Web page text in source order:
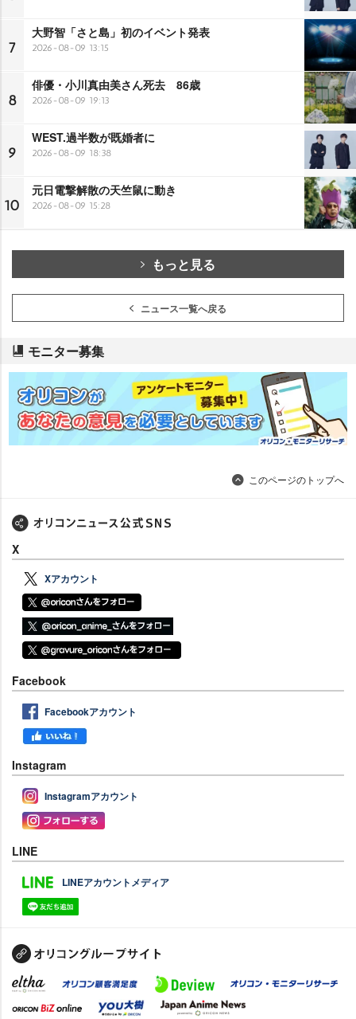
7
大野智「さと島」初のイベント発表
2026-08-09 13:15
8
俳優・小川真由美さん死去 86歳
2026-08-09 19:13
9
WEST.過半数が既婚者に
2026-08-09 18:38
10
元日電撃解散の天竺鼠に動き
2026-08-09 15:28
もっと見る
ニュース一覧へ戻る
モニター募集
このページのトップへ
X
Xアカウント
Facebook
Facebookアカウント
Instagram
Instagramアカウント
LINE
LINEアカウントメディア